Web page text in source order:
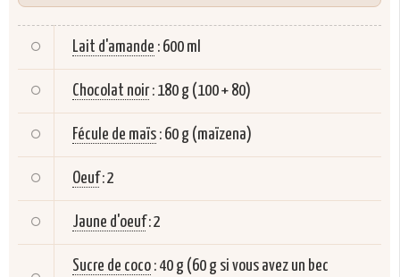
Lait d'amande : 600 ml
Chocolat noir : 180 g (100 + 80)
Fécule de maïs : 60 g (maïzena)
Oeuf :2
Jaune d'oeuf :2
Sucre de coco : 40 g (60 g si vous avez un bec